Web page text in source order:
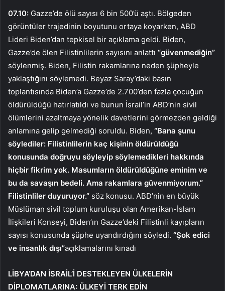
07.10: Gazze’de ölü sayısı 6 bin 500’ü aştı. Bölgeden
görüntüler trajedinin boyutunu ortaya koyarken, ABD
Lideri Biden’dan tepkisel bir açıklama geldi. Biden,
Gazze’de ölen Filistinlilerin sayısını anlattı “güvenmediğin”
söylenmiş. Biden, Filistin rakamlarına neden şüpheyle
yaklaştığını söylemedi. Beyaz Saray’daki basın
toplantısında Biden’a Gazze’de 2.700’den fazla çocuğun
öldürüldüğü hatırlatıldı ve bunun İsrail’in ABD’nin sivil
ölümlerini azaltmaya yönelik davetlerini görmezden geldiği
anlamına gelip gelmediği soruldu. Biden, “Bana şunu
söylediler: Filistinlilerin kaç kişinin öldürüldüğü
konusunda doğruyu söyleyip söylemedikleri hakkında
hiçbir fikrim yok. Masumların öldürüldüğüne eminim ve
bu da savaşın bedeli. Ama rakamlara güvenmiyorum.”
Filistinliler duyuruyor.” söz konusu. ABD’nin en büyük
Müslüman sivil toplum kuruluşu olan Amerikan-İslam
İlişkileri Konseyi, Biden’ın Gazze’deki Filistinli kayıpların
sayısı konusunda şüphe uyandırdığını söyledi. “Şok edici
ve insanlık dışı”açıklamalarını kınadı
LİBYA’DAN İSRAİL’İ DESTEKLEYEN ÜLKELERİN
DİPLOMATLARINA: ÜLKEYİ TERK EDİN